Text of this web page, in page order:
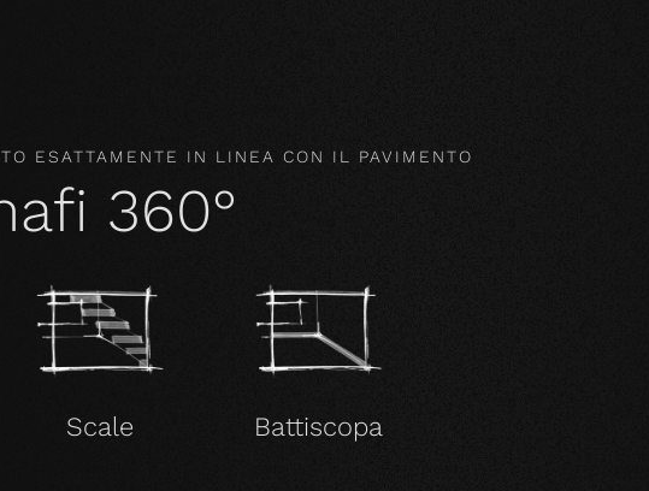
ESATTAMENTE IN LINEA CON IL PAVIMENTO
360°
Scale Battiscopa